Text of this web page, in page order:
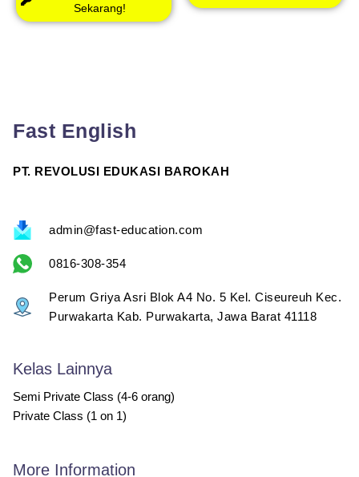
Sekarang!
Fast English
PT. REVOLUSI EDUKASI BAROKAH
admin@fast-education.com
0816-308-354
Perum Griya Asri Blok A4 No. 5 Kel. Ciseureuh Kec.
Purwakarta Kab. Purwakarta, Jawa Barat 41118
Kelas Lainnya
Semi Private Class (4-6 orang)
Private Class (1 on 1)
More Information